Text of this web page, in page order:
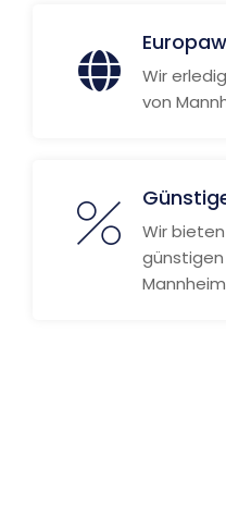
Wir
von
Wir
günstigen